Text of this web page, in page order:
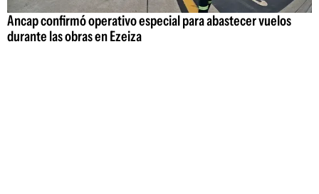
Ancap confirmó operativo especial para abastecer vuelos
durante las obras en Ezeiza